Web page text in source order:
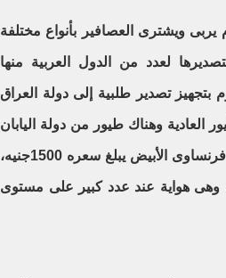
ويشترى العصافير بأنواع مختلفة
بتصديرها لعدد من الدول العربية منها
بتجهيز تصدير طلبية إلى دولة العراق
العادية وهناك طيور من دولة اليابان
اسمه هجرومه، وهناك نوع آخر اسمه كستل فرنساوى الأبيض يبلغ سعره 1500جنيه،
لتينى من 500 إلى 600 جنيه، وهى هواية عند عدد كبير على مستوى